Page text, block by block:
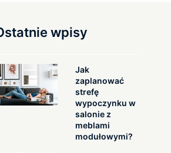
wpisy
Jak
zaplanować
strefę
wypoczynku w
salonie z
meblami
modułowymi?